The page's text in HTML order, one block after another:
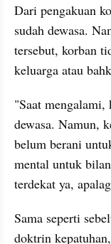
Dari pengakuan
sudah dewasa.
tersebut, korban
keluarga atau
"Saat mengalami,
dewasa. Namun,
belum berani
mental untuk
terdekat ya,
Sama seperti
doktrin